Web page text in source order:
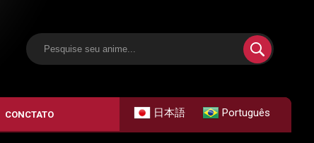
CONCTATO 日本語 Português